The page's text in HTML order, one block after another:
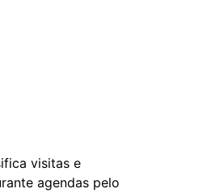
visitas e
agendas pelo